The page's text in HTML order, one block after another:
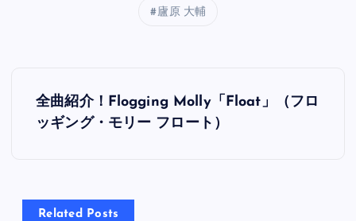
廬原 大輔
投
稿
ビ
全曲紹介！Flogging Molly「Float」（フロ
ッギング・モリー フロート）
Related Posts